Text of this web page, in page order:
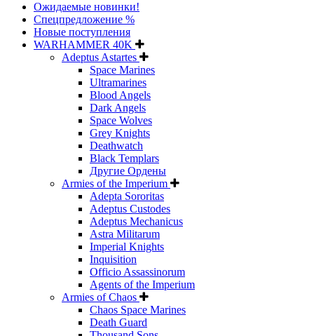
Ожидаемые новинки!
Спецпредложение %
Новые поступления
WARHAMMER 40K
Adeptus Astartes
Space Marines
Ultramarines
Blood Angels
Dark Angels
Space Wolves
Grey Knights
Deathwatch
Black Templars
Другие Ордены
Armies of the Imperium
Adepta Sororitas
Adeptus Custodes
Adeptus Mechanicus
Astra Militarum
Imperial Knights
Inquisition
Officio Assassinorum
Agents of the Imperium
Armies of Chaos
Chaos Space Marines
Death Guard